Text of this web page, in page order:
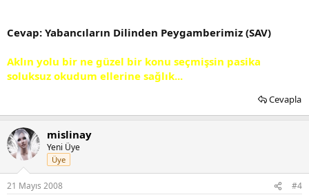
Cevap: Yabancıların Dilinden Peygamberimiz (SAV)
Aklın yolu bir ne güzel bir konu seçmişsin pasika
soluksuz okudum ellerine sağlık...
Cevapla
mislinay
Yeni Üye
Üye
21 Mayıs 2008 #4